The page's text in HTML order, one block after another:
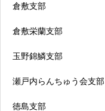
倉敷支部
倉敷栄蘭支部
玉野錦鱗支部
瀬戸内らんちゅう会支部
徳島支部